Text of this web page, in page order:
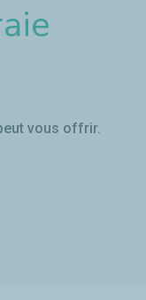
vous offrir.